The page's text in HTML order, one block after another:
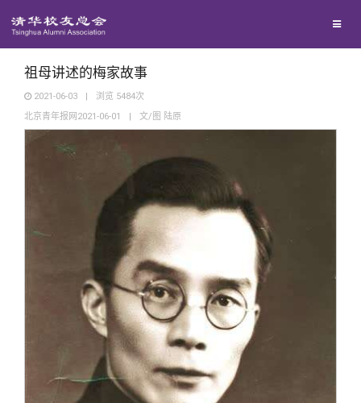
西南联大校友会
义工计划
新媒体平台
青春风采
校友文苑
校友讲坛
校友视界
校友服务
终身学习
信息化服务
校友总会
总会简介
关闭
祖母讲述的梅家故事
2021-06-03 | 浏览 5484次
北京青年报网2021-06-01
| 文/图 陆原